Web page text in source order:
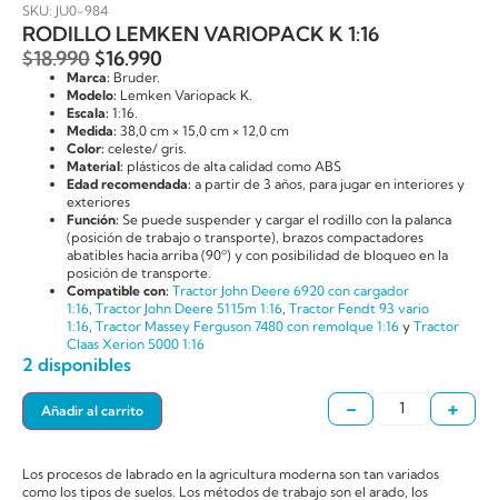
SKU: JU0-984
RODILLO LEMKEN VARIOPACK K 1:16
$18.990$16.990
Marca: Bruder.
Modelo: Lemken Variopack K.
Escala: 1:16.
Medida: 38,0 cm × 15,0 cm × 12,0 cm
Color: celeste/ gris.
Material: plásticos de alta calidad como ABS
Edad recomendada: a partir de 3 años, para jugar en interiores y
exteriores
Función: Se puede suspender y cargar el rodillo con la palanca
(posición de trabajo o transporte), brazos compactadores
abatibles hacia arriba (90º) y con posibilidad de bloqueo en la
posición de transporte.
Compatible con: Tractor John Deere 6920 con cargador
1:16, Tractor John Deere 5115m 1:16, Tractor Fendt 93 vario
1:16, Tractor Massey Ferguson 7480 con remolque 1:16 y Tractor
Claas Xerion 5000 1:16
2 disponibles
- +
Añadir al carrito
Los procesos de labrado en la agricultura moderna son tan variados
como los tipos de suelos. Los métodos de trabajo son el arado, los